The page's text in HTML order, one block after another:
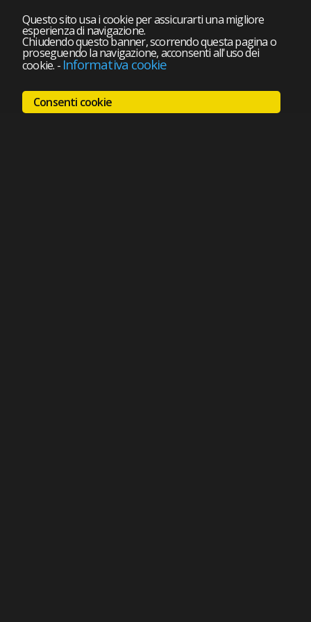
Questo sito usa i cookie per assicurarti una migliore
esperienza di navigazione.
Chiudendo questo banner, scorrendo questa pagina o
proseguendo la navigazione, acconsenti all'uso dei
cookie. - Informativa cookie
Consenti cookie